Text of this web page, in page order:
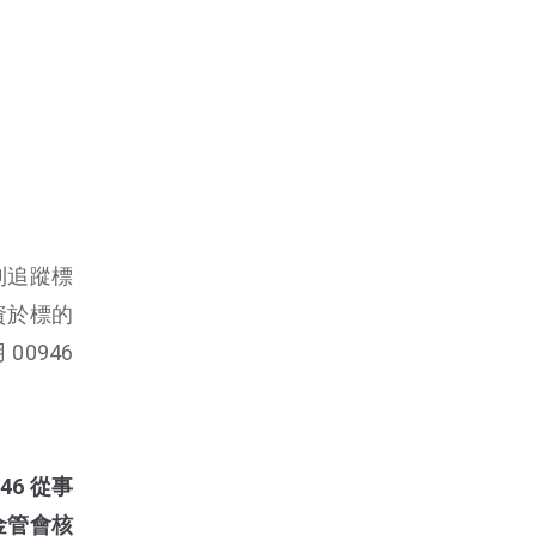
追蹤標
於標的
00946
從事
管會核